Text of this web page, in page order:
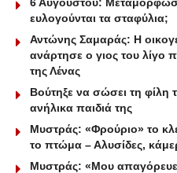
ευλογούνται τα σταφύλια;
Αντώνης Σαμαράς: Η
ανάρτησε ο γιος του λίγο
της Λένας
Βούτηξε να σώσει τη φίλη
ανήλικα παιδιά της
Μυστράς: «Φρούριο» το
το πτώμα – Αλυσίδες,
Μυστράς: «Μου